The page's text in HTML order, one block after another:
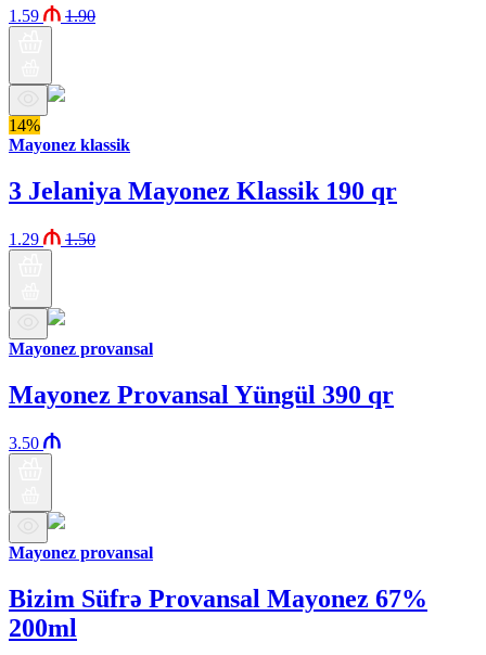
1.59 1.90
14%
Mayonez klassik
3 Jelaniya Mayonez Klassik 190 qr
1.29 1.50
Mayonez provansal
Mayonez Provansal Yüngül 390 qr
3.50
Mayonez provansal
Bizim Süfrə Provansal Mayonez 67%
200ml